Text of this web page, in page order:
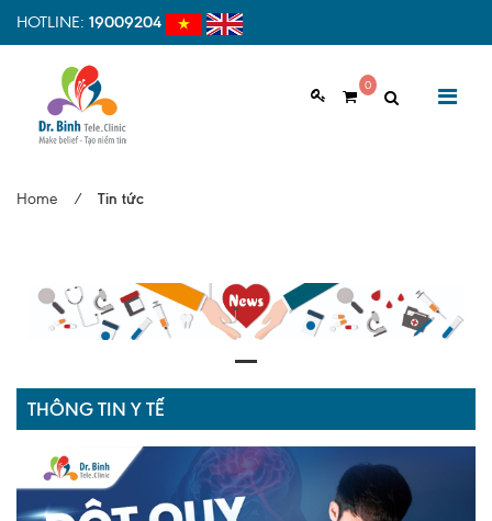
HOTLINE: 19009204
0
Vì sao nên chọn Dr.Binh Tele_Clinic
Quy trình khám bệnh tại Dr. Binh
Home / Tin tức
THÔNG TIN Y TẾ